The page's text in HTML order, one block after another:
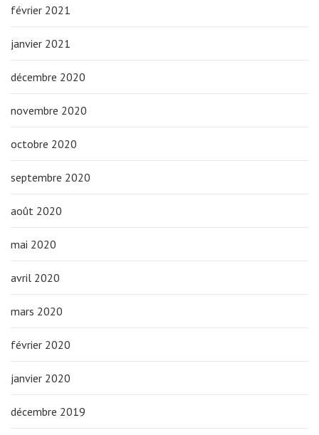
février 2021
janvier 2021
décembre 2020
novembre 2020
octobre 2020
septembre 2020
août 2020
mai 2020
avril 2020
mars 2020
février 2020
janvier 2020
décembre 2019